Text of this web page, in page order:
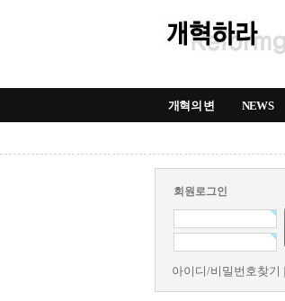
개혁의 변 NEWS
회원로그인
아이디/비밀번호찾기 |